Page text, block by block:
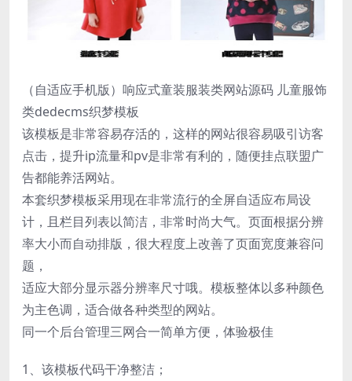
（自适应手机版）响应式童装服装类网站源码 儿童服饰
类dedecms织梦模板
该模板是非常容易存活的，这样的网站很容易吸引访客
点击，提升ip流量和pv是非常有利的，随便挂点联盟广
告都能养活网站。
本套织梦模板采用现在非常流行的全屏自适应布局设
计，且栏目列表以简洁，非常时尚大气。页面根据分辨
率大小而自动排版，很大程度上改善了页面宽度兼容问
题，
适应大部分显示器分辨率尺寸哦。模板整体以多种颜色
为主色调，适合做各种类型的网站。
同一个后台管理三网合一简单方便，体验极佳
1、该模板代码干净整洁；